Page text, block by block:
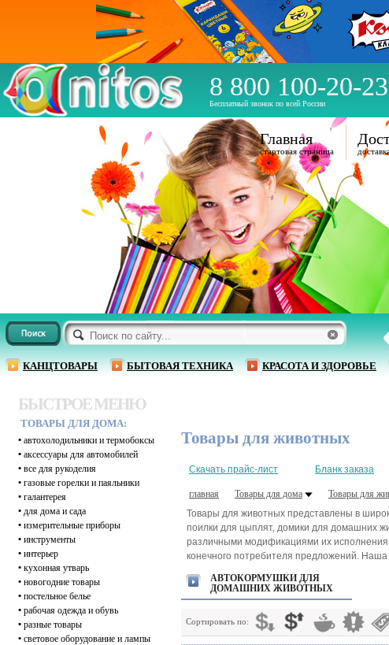
8 800 100-20-23
Бесплатный звонок по всей России
КАНЦТОВАРЫ БЫТОВАЯ ТЕХНИКА КРАСОТА И ЗДОРОВЬЕ
Главная
стартовая страница
БЫСТРОЕ МЕНЮ
ТОВАРЫ ДЛЯ ДОМА:
• автохолодильники и термобоксы
• аксессуары для автомобилей
• все для рукоделия
• газовые горелки и паяльники
• галантерея
• для дома и сада
• измерительные приборы
• инструменты
• интерьер
• кухонная утварь
• новогодние товары
• постельное белье
• рабочая одежда и обувь
• разные товары
• световое оборудование и лампы
Товары для животных
Скачать прайс-лист Бланк заказа
главная Товары для дома
Товары для
Товары для животных представлены в
поилки для цыплят, домики для домашних
различными модификациями их исполнения.
конечного потребителя предложений.
АВТОКОРМУШКИ ДЛЯ
ДОМАШНИХ ЖИВОТНЫХ
Сортировать по: